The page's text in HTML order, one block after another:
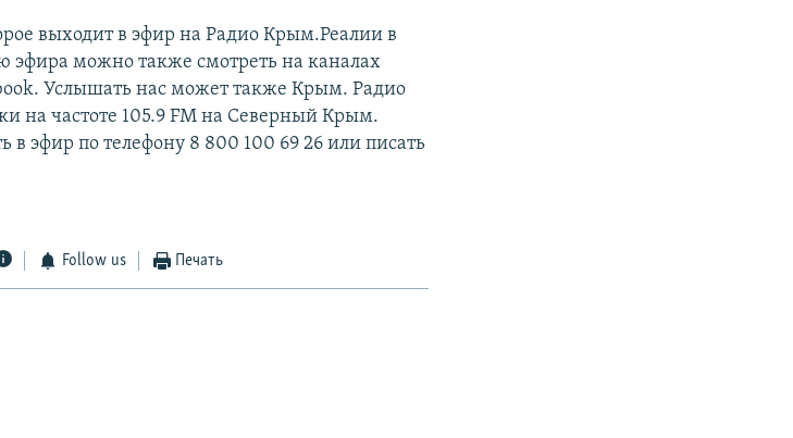
выходит в эфир на Радио Крым.Реалии в
эфира можно также смотреть на каналах
Услышать нас может также Крым. Радио
на частоте 105.9 FM на Северный Крым.
в эфир по телефону 8 800 100 69 26 или писать
Follow us Печать